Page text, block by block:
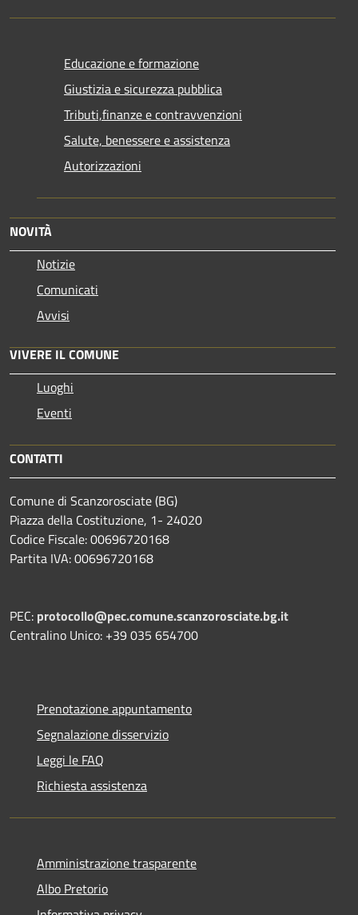
Educazione e formazione
Giustizia e sicurezza pubblica
Tributi,finanze e contravvenzioni
Salute, benessere e assistenza
Autorizzazioni
NOVITÀ
Notizie
Comunicati
Avvisi
VIVERE IL COMUNE
Luoghi
Eventi
CONTATTI
Comune di Scanzorosciate (BG)
Piazza della Costituzione, 1- 24020
Codice Fiscale: 00696720168
Partita IVA: 00696720168
PEC: protocollo@pec.comune.scanzorosciate.bg.it
Centralino Unico: +39 035 654700
Prenotazione appuntamento
Segnalazione disservizio
Leggi le FAQ
Richiesta assistenza
Amministrazione trasparente
Albo Pretorio